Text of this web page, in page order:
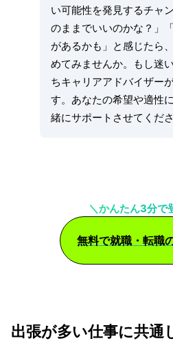
い可能性を発見するチャ
のままでいいのかな？」
があるかも」と感じたら
めてみませんか。もし迷
ちキャリアアドバイザー
す。あなたの希望や適性
緒にサポートさせてくださ
＼かんたん3分で
無料で就職・転職
出張が多い仕事に共通